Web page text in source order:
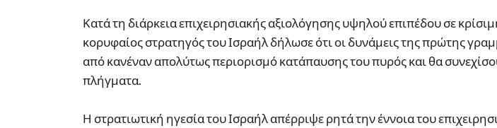
Κατά τη διάρκεια επιχειρησιακής αξιολόγησης υψηλού επιπέδου σε
κορυφαίος στρατηγός του Ισραήλ δήλωσε ότι οι δυνάμεις της πρώτης
από κανέναν απολύτως περιορισμό κατάπαυσης του πυρός και θα
πλήγματα.
Η στρατιωτική ηγεσία του Ισραήλ απέρριψε ρητά την έννοια του